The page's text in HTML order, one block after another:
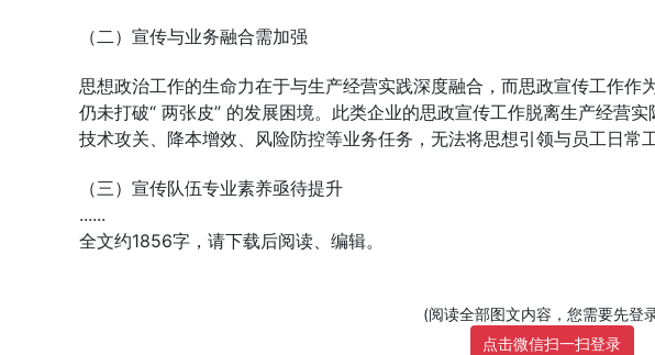
（二）宣传与业务融合需加强
思想政治工作的生命力在于与生产经营实践深度融合，而思政宣传工作作
仍未打破“ 两张皮” 的发展困境。此类企业的思政宣传工作脱离生产经营
技术攻关、降本增效、风险防控等业务任务，无法将思想引领与员工日常
（三）宣传队伍专业素养亟待提升
......
全文约1856字，请下载后阅读、编辑。
(阅读全部图文内容，您需要先登
点击微信扫一扫登录